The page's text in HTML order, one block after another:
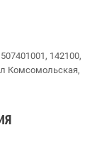
142100,
Комсомольская,